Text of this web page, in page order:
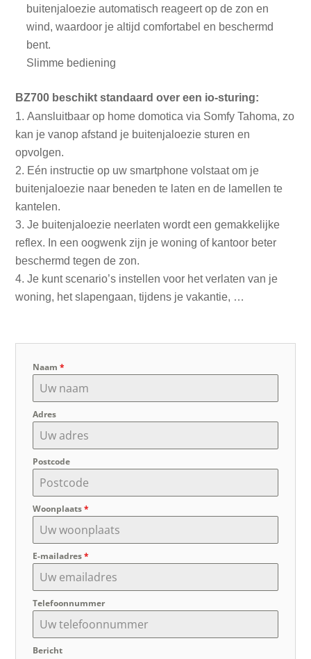
buitenjaloezie automatisch reageert op de zon en
wind, waardoor je altijd comfortabel en beschermd
bent.
Slimme bediening
BZ700 beschikt standaard over een io-sturing:
Aansluitbaar op home domotica via Somfy Tahoma, zo
kan je vanop afstand je buitenjaloezie sturen en
opvolgen.
Eén instructie op uw smartphone volstaat om je
buitenjaloezie naar beneden te laten en de lamellen te
kantelen.
Je buitenjaloezie neerlaten wordt een gemakkelijke
reflex. In een oogwenk zijn je woning of kantoor beter
beschermd tegen de zon.
Je kunt scenario’s instellen voor het verlaten van je
woning, het slapengaan, tijdens je vakantie, …
Naam*
Adres
Postcode
Woonplaats*
E-mailadres*
Telefoonnummer
Bericht